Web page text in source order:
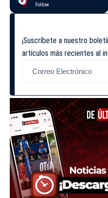
Follow
¡Suscríbete a nuestro
artículos más recientes al